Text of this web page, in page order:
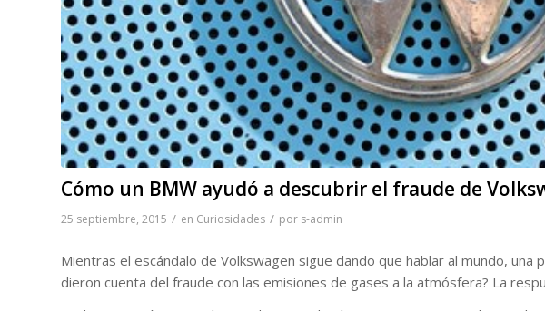
Cómo un BMW ayudó a descubrir el fraude de
25 septiembre, 2015 / en Curiosidades / por s-admin
Mientras el escándalo de Volkswagen sigue dando que hablar al mundo, una
dieron cuenta del fraude con las emisiones de gases a la atmósfera? La